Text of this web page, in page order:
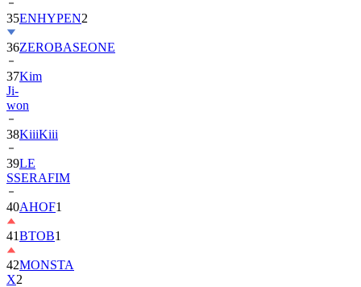
35ENHYPEN2
36ZEROBASEONE
37Kim
Ji-
won
38KiiiKiii
39LE
SSERAFIM
40AHOF1
41BTOB1
42MONSTA
X2